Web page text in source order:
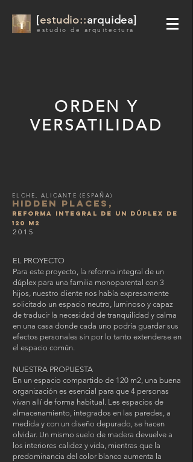
estudio de arquitectura
[estudio::arquidea]
ORDEN Y
VERSATILIDAD
ELCHE, ALICANTE (ESPAÑA)
HIDDEN PLACES,
REFORMA INTEGRAL DE UN DÚPLEX DE
120 M2
2015
EL PROYECTO
Para este proyecto, la reforma integral de un
dúplex para una familia monoparental con 3
hijos, nuestro cliente nos había expresamente
solicitado un espacio neutro, luminoso y capaz
de traducir la necesidad de tranquilidad y calma
en una casa donde cada uno podría guardar sus
efectos personales sin por lo tanto extenderse en
el espacio común.
NUESTRA PROPUESTA
En un espacio compartido de 120 m2, una buena
organización es esencial para que 4 personas
vivan allí de forma habitual. Les espacios de
almacenamiento, integrados en las paredes, a
medida y con un diseño depurado, se hacen
olvidar. Un mismo suelo de madera devuelve a
los interiores calidez y vida, mientras que la
predominancia del color blanco aumenta la